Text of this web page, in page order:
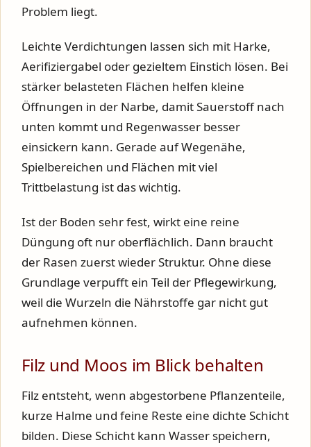
Problem liegt.
Leichte Verdichtungen lassen sich mit Harke,
Aerifiziergabel oder gezieltem Einstich lösen. Bei
stärker belasteten Flächen helfen kleine
Öffnungen in der Narbe, damit Sauerstoff nach
unten kommt und Regenwasser besser
einsickern kann. Gerade auf Wegenähe,
Spielbereichen und Flächen mit viel
Trittbelastung ist das wichtig.
Ist der Boden sehr fest, wirkt eine reine
Düngung oft nur oberflächlich. Dann braucht
der Rasen zuerst wieder Struktur. Ohne diese
Grundlage verpufft ein Teil der Pflegewirkung,
weil die Wurzeln die Nährstoffe gar nicht gut
aufnehmen können.
Filz und Moos im Blick behalten
Filz entsteht, wenn abgestorbene Pflanzenteile,
kurze Halme und feine Reste eine dichte Schicht
bilden. Diese Schicht kann Wasser speichern,